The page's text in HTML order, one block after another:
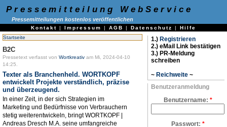
Pressemitteilung WebService
Pressemitteilungen kostenlos veröffentlichen
Kontakt | Impressum | AGB | Datenschutz | Hilfe
Startseite
B2C
Pressetext verfasst von Wortkreativ am Mi, 2024-04-10
14:25.
Texter als Branchenheld. WORTKOPF
entwickelt Projekte verständlich, präzise
und überzeugend.
In einer Zeit, in der sich Strategien im
Marketing und Bedürfnisse von Verbrauchern
stetig weiterentwickeln, bringt WORTKOPF |
Andreas Dresch M.A. seine umfangreiche
1.) Registrieren
2.) eMail Link bestätigen
3.) PR-Meldung
schreiben
~ Reichweite ~
Benutzeranmeldung
Benutzername: *
Passwort: *